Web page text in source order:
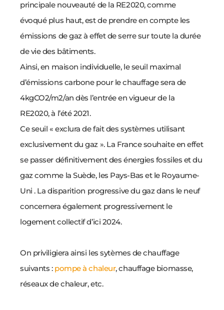
principale nouveauté de la RE2020, comme
évoqué plus haut, est de prendre en compte les
émissions de gaz à effet de serre sur toute la durée
de vie des bâtiments.
Ainsi, en maison individuelle, le seuil maximal
d’émissions carbone pour le chauffage sera de
4kgCO2/m2/an dès l’entrée en vigueur de la
RE2020, à l’été 2021.
Ce seuil « exclura de fait des systèmes utilisant
exclusivement du gaz ». La France souhaite en effet
se passer définitivement des énergies fossiles et du
gaz comme la Suède, les Pays-Bas et le Royaume-
Uni . La disparition progressive du gaz dans le neuf
concernera également progressivement le
logement collectif d’ici 2024.
On priviligiera ainsi les sytèmes de chauffage
suivants : pompe à chaleur, chauffage biomasse,
réseaux de chaleur, etc.